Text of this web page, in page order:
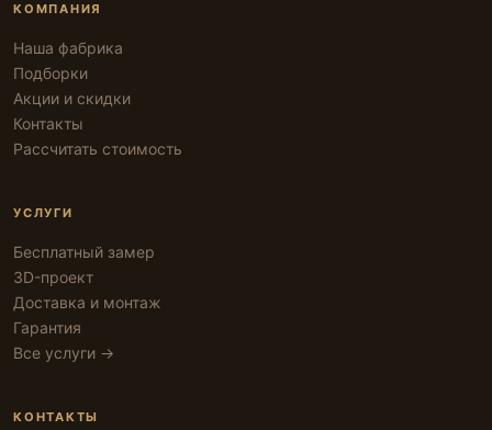
КОМПАНИЯ
Наша фабрика
Подборки
Акции и скидки
Контакты
Рассчитать стоимость
УСЛУГИ
Бесплатный замер
3D-проект
Доставка и монтаж
Гарантия
Все услуги →
КОНТАКТЫ